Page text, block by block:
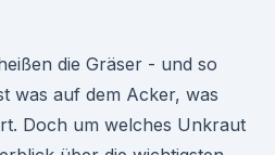
die Gräser - und so
was auf dem Acker, was
Doch um welches Unkraut